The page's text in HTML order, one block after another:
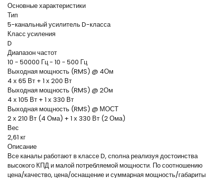
Основные характеристики
Тип
5-канальный усилитель D-класса
Класс усиления
D
Диапазон частот
10 - 50000 Гц - 10 - 500 Гц
Выходная мощность (RMS) @ 4Ом
4 х 65 Вт + 1 х 200 Вт
Выходная мощность (RMS) @ 2Ом
4 х 105 Вт + 1 х 330 Вт
Выходная мощность (RMS) @ МОСТ
2 х 210 Вт (4 Ома) + 1 х 330 Вт (2 Ома)
Вес
2,61 кг
Описание
Все каналы работают в классе D, сполна реализуя достоинства
высокого КПД и малой потребляемой мощности. По соотношению
цена/качество, цена/оснащение и суммарная мощность/габариты